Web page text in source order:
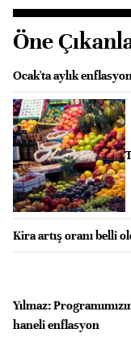
Öne
Ocak'ta aylık
Kira artış oranı belli
Yılmaz:
haneli enflasyon